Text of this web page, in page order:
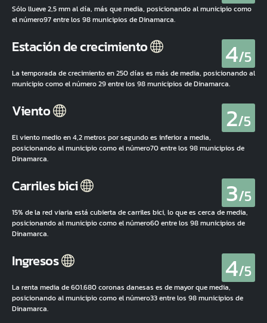
Sólo llueve 2,5 mm al día, más que media, posicionando al municipio como
el número97 entre los 98 municipios de Dinamarca.
Estación de crecimiento 4/5
La temporada de crecimiento en 250 días es más de media, posicionando al
municipio como el número 29 entre los 98 municipios de Dinamarca.
Viento 2/5
El viento medio en 4,2 metros por segundo es inferior a media,
posicionando al municipio como el número70 entre los 98 municipios de
Dinamarca.
Carriles bici 3/5
15% de la red viaria está cubierta de carriles bici, lo que es cerca de media,
posicionando al municipio como el número60 entre los 98 municipios de
Dinamarca.
Ingresos 4/5
La renta media de 601.680 coronas danesas es de mayor que media,
posicionando al municipio como el número33 entre los 98 municipios de
Dinamarca.